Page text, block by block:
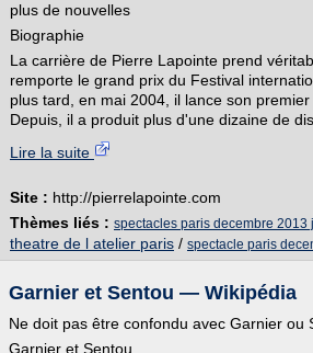
plus de nouvelles
Biographie
La carrière de Pierre Lapointe prend
remporte le grand prix du Festival
plus tard, en mai 2004, il lance son
Depuis, il a produit plus d'une dizaine de
Lire la suite
Site : http://pierrelapointe.com
Thèmes liés : spectacles paris decembre 2013
theatre de l atelier paris / spectacle paris
Garnier et Sentou — Wikipédia
Ne doit pas être confondu avec Garnier ou
Garnier et Sentou